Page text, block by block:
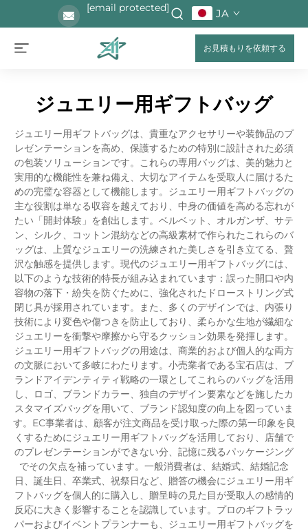
[email protected] JA
お見積もりを依頼する
ジュエリー用ギフトバッグ
ジュエリー用ギフトバッグは、貴重なアクセサリーや装飾品のプ
レゼンテーションを高め、保護するための特別に設計された必須
の包装ソリューションです。これらの専用バッグは、美的魅力と
実用的な機能性を兼ね備え、大切なアイテムを受取人に届けるた
めの完璧な容器として機能します。ジュエリー用ギフトバッグの
主な役割は単なる収容を越えており、中身の価値を高める忘れが
たい「開封体験」を創出します。ベルベット、オルガンザ、サテ
ン、シルク、コットン混紡などの高級素材で作られたこれらのバ
ッグは、上質なジュエリーの洗練された美しさを引き立てる、贅
沢な触感を提供します。現代のジュエリー用ギフトバッグには、
以下のような技術的特長が組み込まれています：誤った開口や内
容物の落下・紛失を防ぐために、強化されたドローストリング式
閉じ具が採用されています。また、多くのデザインでは、内張り
技術により変色や傷つきを防止しており、柔らかな生地が繊細な
ジュエリーを衝撃や摩擦から守るクッション効果を発揮します。
ジュエリー用ギフトバッグの用途は、商業的および個人的な両方
の文脈において多岐にわたります。小売業者である宝石店は、ブ
ランドアイデンティティ戦略の一環としてこれらのバッグを活用
し、ロゴ、ブランドカラー、独自のデザイン要素などを施したカ
スタマイズバッグを用いて、ブランド認知度の向上を図っていま
す。EC事業者は、顧客が注文商品を受け取った際の第一印象を良
くするためにジュエリー用ギフトバッグを活用しており、店舗で
のプレゼンテーションができない分、記憶に残るパッケージング
でその欠点を補っています。一般消費者は、結婚式、結婚記念
日、誕生日、卒業式、祝祭日など、贈答の機会にジュエリー用ギ
フトバッグを個人的に購入し、贈呈時の見た目が受取人の感情的
反応に大きく影響することを認識しています。プロのギフトラッ
パーおよびイベントプランナーも、ジュエリー用ギフトバッグを